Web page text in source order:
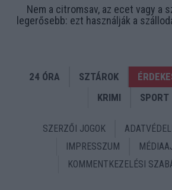
Nem a citromsav, az ecet vagy a
legerősebb: ezt használják a
24 ÓRA SZTÁROK
KRIMI
SPORT
SZERZŐI JOGOK
IMPRESSZUM
KOMMENTKEZELÉSI